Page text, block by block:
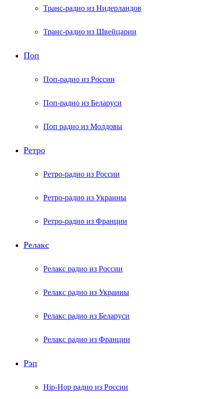
Транс-радио из Нидерландов
Транс-радио из Швейцарии
Поп
Поп-радио из России
Поп-радио из Беларуси
Поп радио из Молдовы
Ретро
Ретро-радио из России
Ретро-радио из Украины
Ретро-радио из Франции
Релакс
Релакс радио из России
Релакс радио из Украины
Релакс радио из Беларуси
Релакс радио из Франции
Рэп
Hip-Hop радио из России